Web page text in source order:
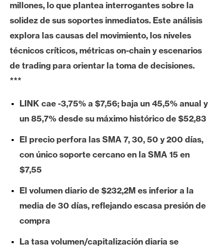
E
e
r
e
I
A
á
l
i
s
i
millones, lo que plantea interrogantes sobre la
solidez de sus soportes inmediatos. Este análisis
explora las causas del movimiento, los niveles
técnicos críticos, métricas on-chain y escenarios
de trading para orientar la toma de decisiones.
***
LINK cae -3,75% a $7,56; baja un 45,5% anual y
un 85,7% desde su máximo histórico de $52,83
El precio perfora las SMA 7, 30, 50 y 200 días,
con único soporte cercano en la SMA 15 en
$7,55
El volumen diario de $232,2M es inferior a la
media de 30 días, reflejando escasa presión de
compra
La tasa volumen/capitalización diaria se